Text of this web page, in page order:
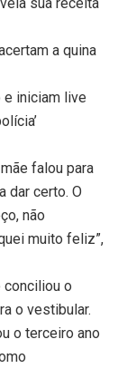
a quina
iniciam live
falou para
dar certo. O
não
muito feliz”,
conciliou o
o vestibular.
o terceiro ano